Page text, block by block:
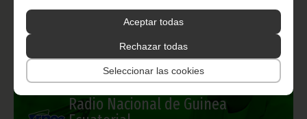
Aceptar todas
Rechazar todas
Seleccionar las cookies
Radio Nacional de Guinea